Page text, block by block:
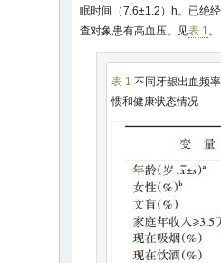
眠时间（7.6±1.2）h。已绝
查对象患有高血压。见表 1。
表 1 不同牙龈出血频
惯和健康状态情况